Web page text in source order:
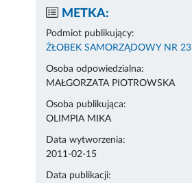
METKA:
Podmiot publikujący:
ŻŁOBEK SAMORZĄDOWY NR 23
Osoba odpowiedzialna:
MAŁGORZATA PIOTROWSKA
Osoba publikująca:
OLIMPIA MIKA
Data wytworzenia:
2011-02-15
Data publikacji: